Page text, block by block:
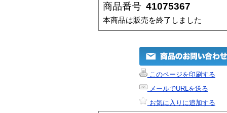
商品番号 41075367
本商品は販売を終了しました
このページを印刷する
メールでURLを送る
お気に入りに追加する